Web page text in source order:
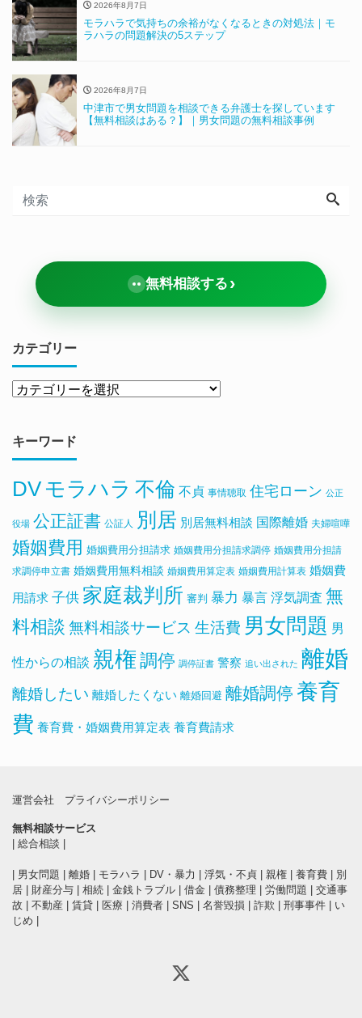
2026年8月7日
モラハラで気持ちの余裕がなくなるときの対処法｜モ
ラハラの問題解決の5ステップ
2026年8月7日
中津市で男女問題を相談できる弁護士を探しています
【無料相談はある？】｜男女問題の無料相談事例
無料相談する ›
カテゴリー
キーワード
DV モラハラ 不倫 不貞 事情聴取 住宅ローン 公正
役場 公正証書 公証人 別居 別居無料相談 国際離婚 夫婦喧嘩
婚姻費用 婚姻費用分担請求 婚姻費用分担請求調停 婚姻費用分担請
求調停申立書 婚姻費用無料相談 婚姻費用算定表 婚姻費用計算表 婚姻費
用請求 子供 家庭裁判所 審判 暴力 暴言 浮気調査 無
料相談 無料相談サービス 生活費 男女問題 男
性からの相談 親権 調停 調停証書 警察 追い出された 離婚
離婚したい 離婚したくない 離婚回避 離婚調停 養育
費 養育費・婚姻費用算定表 養育費請求
運営会社 プライバシーポリシー
無料相談サービス
総合相談
男女問題 離婚 モラハラ DV・暴力 浮気・不貞 親権 養育費
別
居
財産分与 相続 金銭トラブル 借金 債務整理 労働問題
交通事
故
不動産 賃貸 医療 消費者 SNS 名誉毀損 詐欺 刑事事件
い
じめ